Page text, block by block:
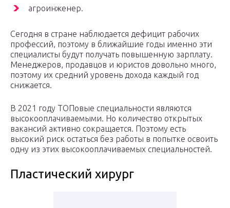
агроинженер.
Сегодня в стране наблюдается дефицит рабочих
профессий, поэтому в ближайшие годы именно эти
специалисты будут получать повышенную зарплату.
Менеджеров, продавцов и юристов довольно много,
поэтому их средний уровень дохода каждый год
снижается.
В 2021 году ТОПовые специальности являются
высокооплачиваемыми. Но количество открытых
вакансий активно сокращается. Поэтому есть
высокий риск остаться без работы в попытке освоить
одну из этих высокооплачиваемых специальностей.
Пластический хирург